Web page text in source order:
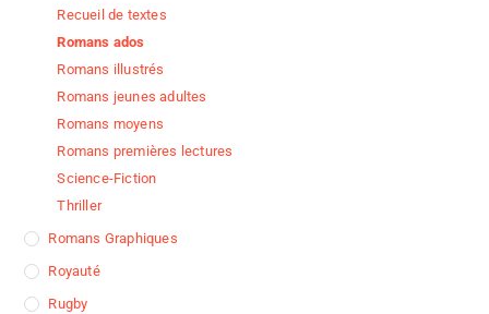
Recueil de textes
Romans ados
Romans illustrés
Romans jeunes adultes
Romans moyens
Romans premières lectures
Science-Fiction
Thriller
Romans Graphiques
Royauté
Rugby